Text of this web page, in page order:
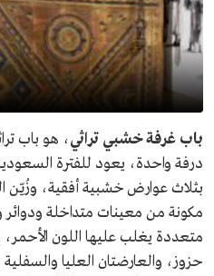
باب غرفة خشبي تراثي، هو باب
درفة واحدة، يعود للفترة
بثلاث عوارض خشبية أفقية، وزُيّن
مكونة من معينات متداخلة ودوائر
متعددة يغلب عليها اللون
حزوز، والعارضتان العليا